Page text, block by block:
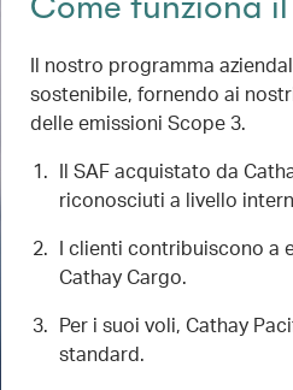
Il nostro programma
sostenibile, fornendo ai
delle emissioni Scope 3.
Il SAF acquistato da
riconosciuti a livello
I clienti contribuiscono a
Cathay Cargo.
Per i suoi voli, Cathay
standard.